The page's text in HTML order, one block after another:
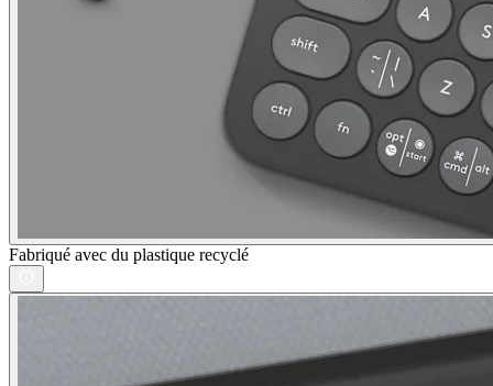
Fabriqué avec du plastique recyclé